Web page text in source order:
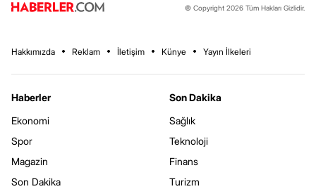
© Copyright 2026 Tüm Hakları Gizlidir.
Hakkımızda Reklam İletişim Künye Yayın İlkeleri
Haberler
Ekonomi
Spor
Magazin
Son Dakika
Son Dakika
Sağlık
Teknoloji
Finans
Turizm